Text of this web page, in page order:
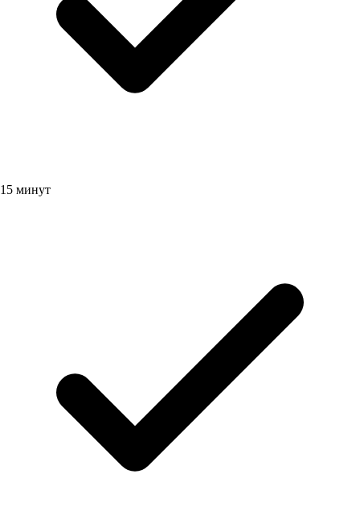
15 минут